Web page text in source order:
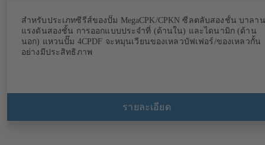
สำหรับประเภทซีรีส์ของปั๊ม MegaCPK/CPKN ซีลตลับสองชั้น บาลา
แรงดันสองชั้น การออกแบบประจำที่ (ด้านใน) และไดนามิก (ด้าน
นอก) แหวนปั๊ม 4CPDF จะหมุนเวียนของเหลวบัฟเฟอร์/ของเหลวกั้น
อย่างมีประสิทธิภาพ
รายละเอียด